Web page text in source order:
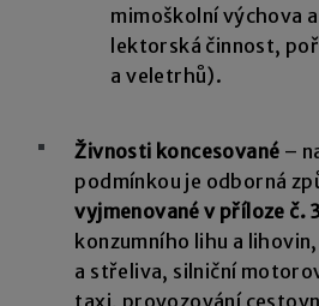
mimoškolní výchova
lektorská činnost,
a veletrhů).
Živnosti koncesované –
podmínkou je odborná
vyjmenované v příloze č.
konzumního lihu a
a střeliva, silniční
taxi, provozování